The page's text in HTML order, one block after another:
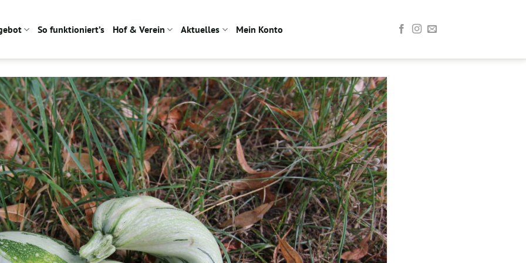
So funktioniert’s Hof & Verein Aktuelles Mein Konto